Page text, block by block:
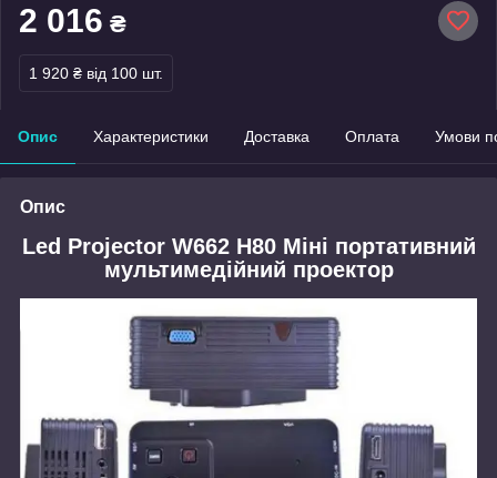
2 016 ₴
1 920 ₴ від 100 шт.
Опис Характеристики Доставка Оплата Умови
Опис
Led Projector W662 H80 Міні портативний
мультимедійний проектор